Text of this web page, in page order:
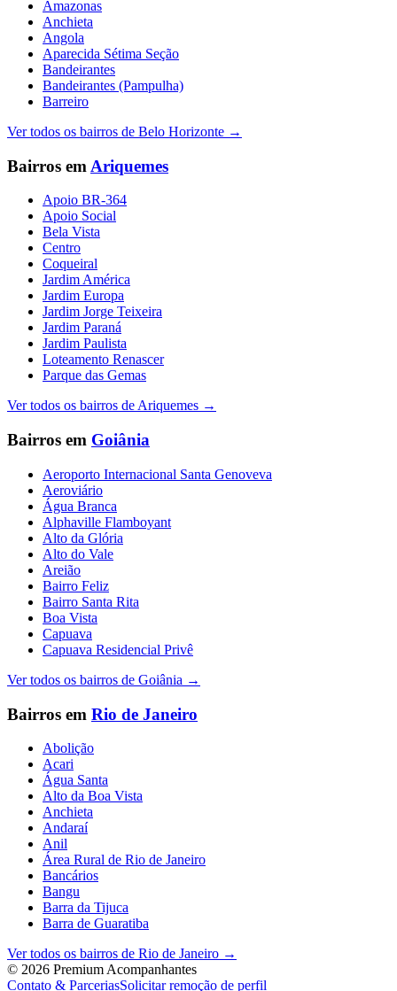
Amazonas
Anchieta
Angola
Aparecida Sétima Seção
Bandeirantes
Bandeirantes (Pampulha)
Barreiro
Ver todos os bairros de Belo Horizonte →
Bairros em Ariquemes
Apoio BR-364
Apoio Social
Bela Vista
Centro
Coqueiral
Jardim América
Jardim Europa
Jardim Jorge Teixeira
Jardim Paraná
Jardim Paulista
Loteamento Renascer
Parque das Gemas
Ver todos os bairros deAriquemes →
Bairros em Goiânia
Aeroporto Internacional Santa Genoveva
Aeroviário
Água Branca
Alphaville Flamboyant
Alto da Glória
Alto do Vale
Areião
Bairro Feliz
Bairro Santa Rita
Boa Vista
Capuava
Capuava Residencial Privê
Ver todos os bairros de Goiânia →
Bairros em Rio de Janeiro
Abolição
Acari
Água Santa
Alto da Boa Vista
Anchieta
Andaraí
Anil
Área Rural de Rio de Janeiro
Bancários
Bangu
Barra da Tijuca
Barra de Guaratiba
Ver todos os bairros de Rio de Janeiro →
© 2026 Premium Acompanhantes
Contato & ParceriasSolicitar remoção de perfil